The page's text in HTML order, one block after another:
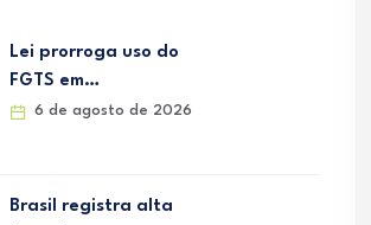
Lei prorroga uso do
FGTS em…
6 de agosto de 2026
Brasil registra alta